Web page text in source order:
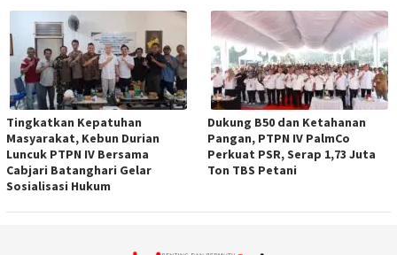
Tingkatkan Kepatuhan
Masyarakat, Kebun Durian
Luncuk PTPN IV Bersama
Cabjari Batanghari Gelar
Sosialisasi Hukum
Dukung B50 dan Ketahanan
Pangan, PTPN IV PalmCo
Perkuat PSR, Serap 1,73 Juta
Ton TBS Petani